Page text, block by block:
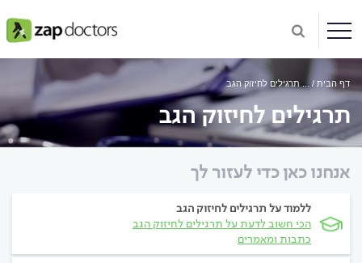
דף הבית תרגילים לחיזוק הגב
תרגילים לחיזוק הגב
אנחנו כאן כדי לעזור לך
ללמוד על תרגילים לחיזוק הגב
הכי חשוב לדעת על תרגילים לחיזוק הגב
כתבות ומאמרים